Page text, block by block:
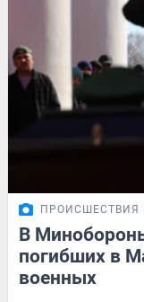
ПРОИСШЕСТВИЯ
В
погибших в
военных